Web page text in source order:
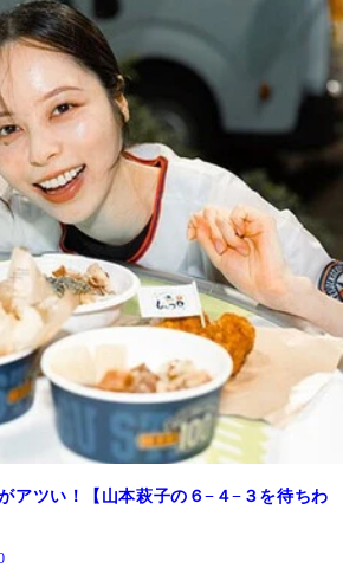
アツい！【山本萩子の６−４−３を待ちわ